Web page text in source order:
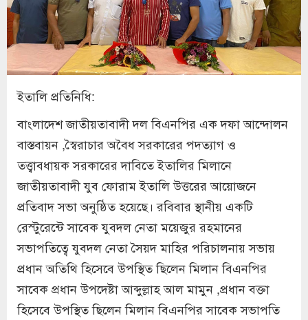
ইতালি প্রতিনিধি:
বাংলাদেশ জাতীয়তাবাদী দল বিএনপির এক দফা আন্দোলন
বাস্তবায়ন ,স্বৈরাচার অবৈধ সরকারের পদত্যাগ ও
তত্ত্বাবধায়ক সরকারের দাবিতে ইতালির মিলানে
জাতীয়তাবাদী যুব ফোরাম ইতালি উত্তরের আয়োজনে
প্রতিবাদ সভা অনুষ্ঠিত হয়েছে। রবিবার স্থানীয় একটি
রেস্টুরেন্টে সাবেক যুবদল নেতা ময়েজুর রহমানের
সভাপতিত্বে যুবদল নেতা সৈয়দ মাহির পরিচালনায় সভায়
প্রধান অতিথি হিসেবে উপস্থিত ছিলেন মিলান বিএনপির
সাবেক প্রধান উপদেষ্টা আব্দুল্লাহ আল মামুন ,প্রধান বক্তা
হিসেবে উপস্থিত ছিলেন মিলান বিএনপির সাবেক সভাপতি